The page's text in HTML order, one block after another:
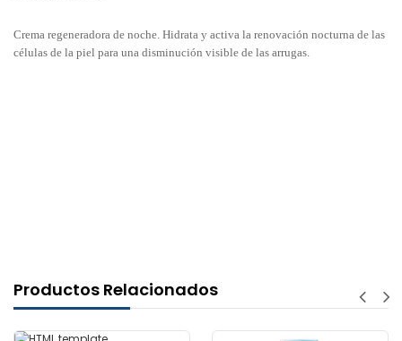
Crema regeneradora de noche. Hidrata y activa la renovación nocturna de las
células de la piel para una disminución visible de las arrugas.
Productos Relacionados